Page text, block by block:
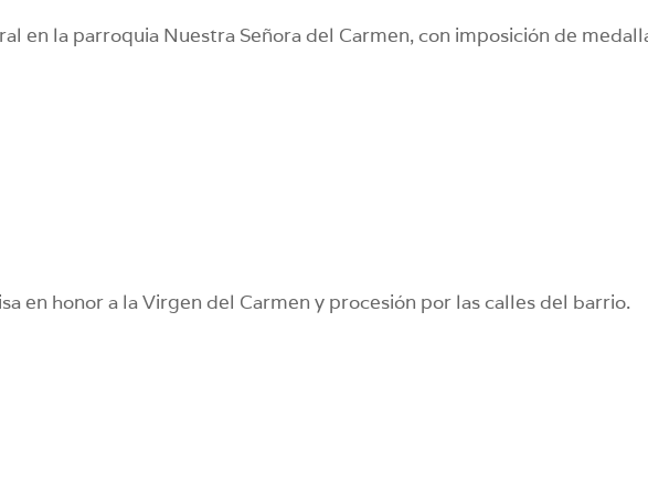
en la parroquia Nuestra Señora del Carmen, con imposición de
en honor a la Virgen del Carmen y procesión por las calles del barrio.